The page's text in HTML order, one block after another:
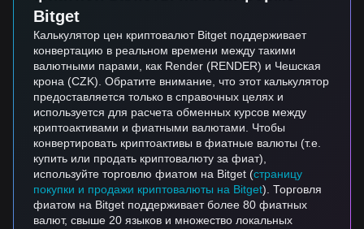
Bitget
Калькулятор цен криптовалют Bitget поддерживает
конвертацию в реальном времени между такими
валютными парами, как Render (RENDER) и Чешская
крона (CZK). Обратите внимание, что этот калькулятор
предоставляется только в справочных целях и
используется для расчета обменных курсов между
криптоактивами и фиатными валютами. Чтобы
конвертировать криптоактивы в фиатные валюты (т.е.
купить или продать криптовалюту за фиат),
используйте торговлю фиатом на Bitget (страницу
покупки и продажи криптовалюты на Bitget). Торговля
фиатом на Bitget поддерживает более 80 фиатных
валют, свыше 20 языков и множество локальных